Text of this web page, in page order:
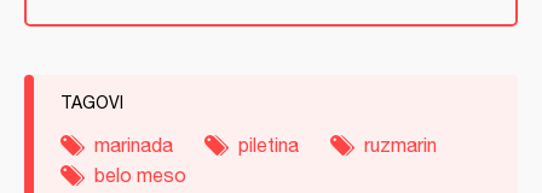
TAGOVI
marinada piletina
ruzmarin
belo meso